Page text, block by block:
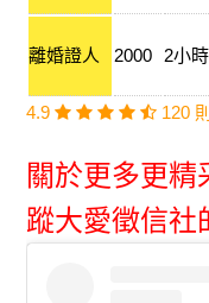
離婚證人 2000 2小
4.9 120
關於更多更精
蹤大愛徵信社